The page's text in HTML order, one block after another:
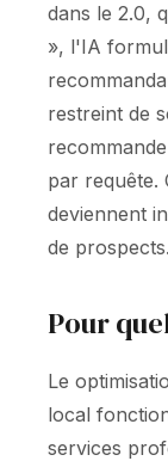
dans le 2.0,
», l'IA
restreint de
par requête.
deviennent
de prospects.
Pour
Le
local
services